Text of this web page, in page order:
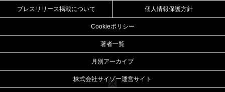
プレスリリース掲載について 個人情報保護方針
Cookieポリシー
著者一覧
月別アーカイブ
株式会社サイゾー運営サイト